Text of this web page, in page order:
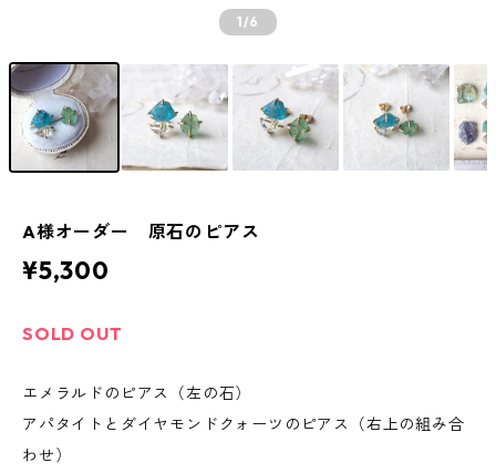
1/6
A様オーダー 原石のピアス
¥5,300
SOLD OUT
エメラルドのピアス（左の石）
アパタイトとダイヤモンドクォーツのピアス（右上の組み合
わせ）